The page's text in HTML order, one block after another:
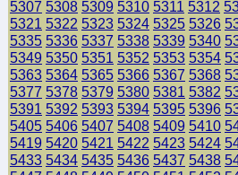
5307 5308 5309 5310 5311 5312
5321 5322 5323 5324 5325 5326
5335 5336 5337 5338 5339 5340
5349 5350 5351 5352 5353 5354
5363 5364 5365 5366 5367 5368
5377 5378 5379 5380 5381 5382
5391 5392 5393 5394 5395 5396
5405 5406 5407 5408 5409 5410
5419 5420 5421 5422 5423 5424
5433 5434 5435 5436 5437 5438